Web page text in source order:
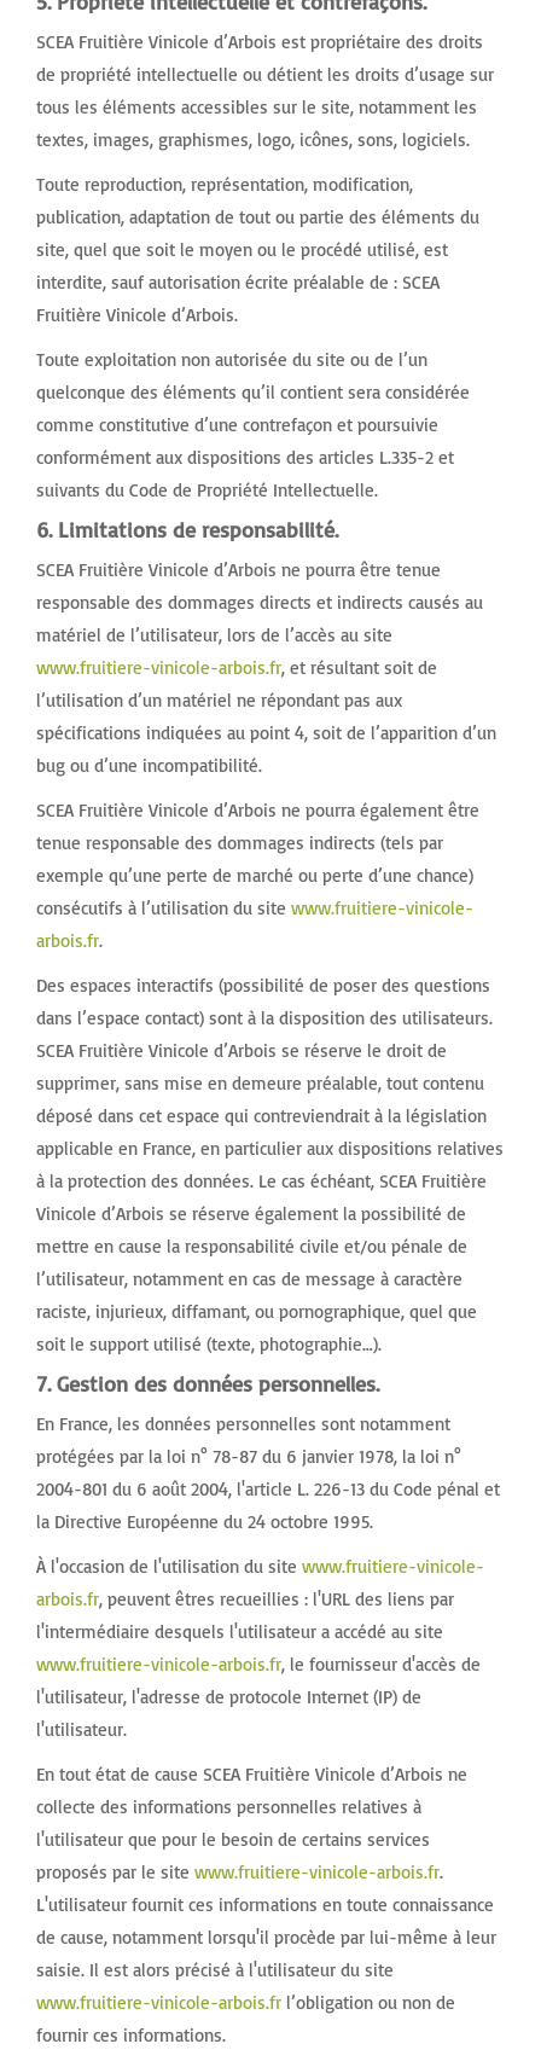
SCEA Fruitière Vinicole d’Arbois est propriétaire des droits
de propriété intellectuelle ou détient les droits d’usage sur
tous les éléments accessibles sur le site, notamment les
textes, images, graphismes, logo, icônes, sons, logiciels.
Toute reproduction, représentation, modification,
publication, adaptation de tout ou partie des éléments du
site, quel que soit le moyen ou le procédé utilisé, est
interdite, sauf autorisation écrite préalable de : SCEA
Fruitière Vinicole d’Arbois.
Toute exploitation non autorisée du site ou de l’un
quelconque des éléments qu’il contient sera considérée
comme constitutive d’une contrefaçon et poursuivie
conformément aux dispositions des articles L.335-2 et
suivants du Code de Propriété Intellectuelle.
6. Limitations de responsabilité.
SCEA Fruitière Vinicole d’Arbois ne pourra être tenue
responsable des dommages directs et indirects causés au
matériel de l’utilisateur, lors de l’accès au site
www.fruitiere-vinicole-arbois.fr, et résultant soit de
l’utilisation d’un matériel ne répondant pas aux
spécifications indiquées au point 4, soit de l’apparition d’un
bug ou d’une incompatibilité.
SCEA Fruitière Vinicole d’Arbois ne pourra également être
tenue responsable des dommages indirects (tels par
exemple qu’une perte de marché ou perte d’une chance)
consécutifs à l’utilisation du site www.fruitiere-vinicole-
arbois.fr.
Des espaces interactifs (possibilité de poser des questions
dans l’espace contact) sont à la disposition des utilisateurs.
SCEA Fruitière Vinicole d’Arbois se réserve le droit de
supprimer, sans mise en demeure préalable, tout contenu
déposé dans cet espace qui contreviendrait à la législation
applicable en France, en particulier aux dispositions relatives
à la protection des données. Le cas échéant, SCEA Fruitière
Vinicole d’Arbois se réserve également la possibilité de
mettre en cause la responsabilité civile et/ou pénale de
l’utilisateur, notamment en cas de message à caractère
raciste, injurieux, diffamant, ou pornographique, quel que
soit le support utilisé (texte, photographie…).
7. Gestion des données personnelles.
En France, les données personnelles sont notamment
protégées par la loi n° 78-87 du 6 janvier 1978, la loi n°
2004-801 du 6 août 2004, l'article L. 226-13 du Code pénal et
la Directive Européenne du 24 octobre 1995.
À l'occasion de l'utilisation du site www.fruitiere-vinicole-
arbois.fr, peuvent êtres recueillies : l'URL des liens par
l'intermédiaire desquels l'utilisateur a accédé au site
www.fruitiere-vinicole-arbois.fr, le fournisseur d'accès de
l'utilisateur, l'adresse de protocole Internet (IP) de
l'utilisateur.
En tout état de cause SCEA Fruitière Vinicole d’Arbois ne
collecte des informations personnelles relatives à
l'utilisateur que pour le besoin de certains services
proposés par le site www.fruitiere-vinicole-arbois.fr.
L'utilisateur fournit ces informations en toute connaissance
de cause, notamment lorsqu'il procède par lui-même à leur
saisie. Il est alors précisé à l'utilisateur du site
www.fruitiere-vinicole-arbois.fr l’obligation ou non de
fournir ces informations.